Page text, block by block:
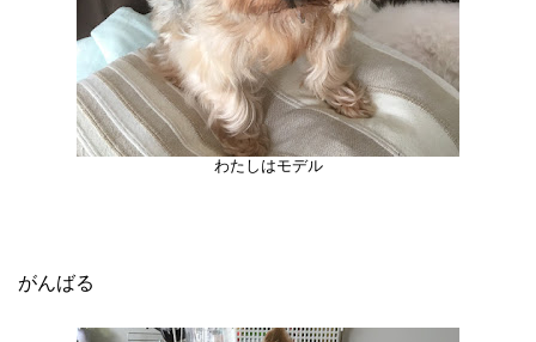
わたしはモデル
がんばる